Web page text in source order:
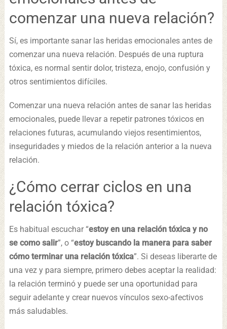
comenzar una nueva relación?
Sí, es importante sanar las heridas emocionales antes de
comenzar una nueva relación. Después de una ruptura
tóxica, es normal sentir dolor, tristeza, enojo, confusión y
otros sentimientos difíciles.
Comenzar una nueva relación antes de sanar las heridas
emocionales, puede llevar a repetir patrones tóxicos en
relaciones futuras, acumulando viejos resentimientos,
inseguridades y miedos de la relación anterior a la nueva
relación.
¿Cómo cerrar ciclos en una
relación tóxica?
Es habitual escuchar “estoy en una relación tóxica y no
se como salir”, o “estoy buscando la manera para saber
cómo terminar una relación tóxica”. Si deseas liberarte de
una vez y para siempre, primero debes aceptar la realidad:
la relación terminó y puede ser una oportunidad para
seguir adelante y crear nuevos vínculos sexo-afectivos
más saludables.